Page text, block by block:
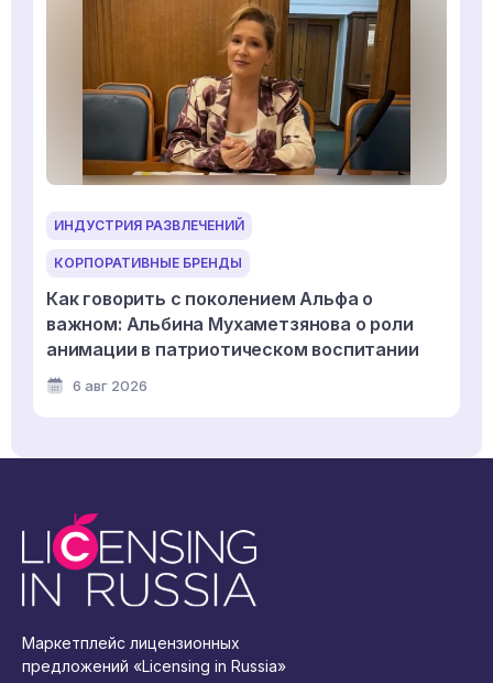
ИНДУСТРИЯ РАЗВЛЕЧЕНИЙ
КОРПОРАТИВНЫЕ БРЕНДЫ
Как говорить с поколением Альфа о
важном: Альбина Мухаметзянова о роли
анимации в патриотическом воспитании
6 авг 2026
Маркетплейс лицензионных
предложений «Licensing in Russia»